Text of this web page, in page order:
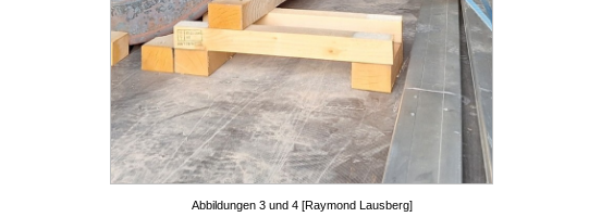
Abbildungen 3 und 4 [Raymond Lausberg]